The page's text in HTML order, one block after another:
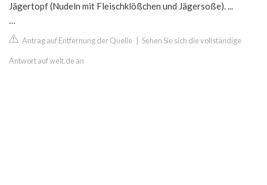
Jägertopf (Nudeln mit Fleischklößchen und Jägersoße). ...
…
Antrag auf Entfernung der Quelle Sehen Sie sich die vollständige
Antwort auf welt.de an